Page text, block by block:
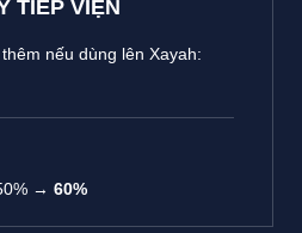
TIẾP VIỆN
nếu dùng lên Xayah:
→ 60%